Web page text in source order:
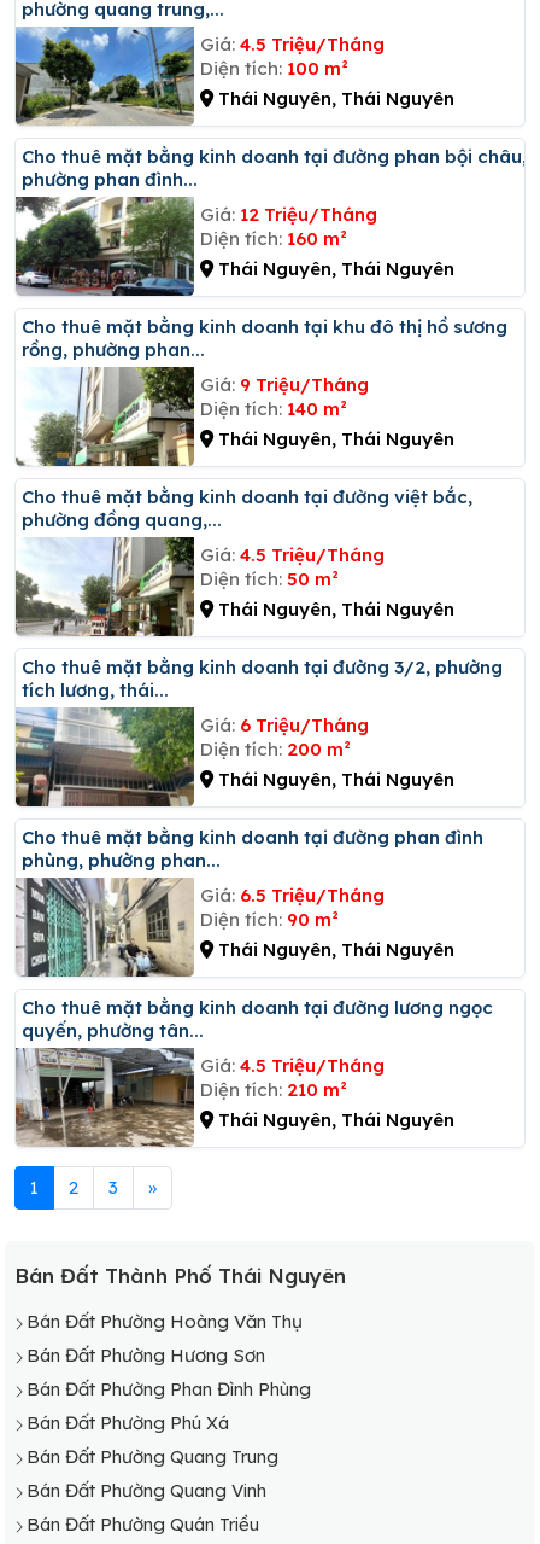
phường quang trung,...
Giá: 4.5 Triệu/Tháng
Diện tích: 100 m²
Thái Nguyên, Thái Nguyên
Cho thuê mặt bằng kinh doanh tại đường phan bội châu,
phường phan đình...
Giá: 12 Triệu/Tháng
Diện tích: 160 m²
Thái Nguyên, Thái Nguyên
Cho thuê mặt bằng kinh doanh tại khu đô thị hồ sương
rồng, phường phan...
Giá: 9 Triệu/Tháng
Diện tích: 140 m²
Thái Nguyên, Thái Nguyên
Cho thuê mặt bằng kinh doanh tại đường việt bắc,
phường đồng quang,...
Giá: 4.5 Triệu/Tháng
Diện tích: 50 m²
Thái Nguyên, Thái Nguyên
Cho thuê mặt bằng kinh doanh tại đường 3/2, phường
tích lương, thái...
Giá: 6 Triệu/Tháng
Diện tích: 200 m²
Thái Nguyên, Thái Nguyên
Cho thuê mặt bằng kinh doanh tại đường phan đình
phùng, phường phan...
Giá: 6.5 Triệu/Tháng
Diện tích: 90 m²
Thái Nguyên, Thái Nguyên
Cho thuê mặt bằng kinh doanh tại đường lương ngọc
quyến, phường tân...
Giá: 4.5 Triệu/Tháng
Diện tích: 210 m²
Thái Nguyên, Thái Nguyên
1 2 3 »
Bán Đất Thành Phố Thái Nguyên
Bán Đất Phường Hoàng Văn Thụ
Bán Đất Phường Hương Sơn
Bán Đất Phường Phan Đình Phùng
Bán Đất Phường Phú Xá
Bán Đất Phường Quang Trung
Bán Đất Phường Quang Vinh
Bán Đất Phường Quán Triều